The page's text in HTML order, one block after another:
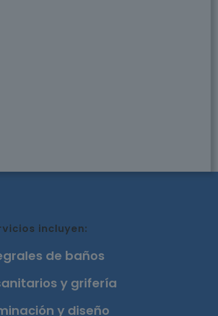
incluyen:
de baños
y grifería
y diseño